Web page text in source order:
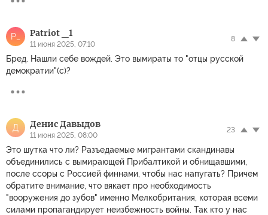
P_ Patriot _1
11 июня 2025, 07:10
8
Бред. Нашли себе вождей. Это вымираты то "отцы русской
демократии"(с)?
Д Денис Давыдов
11 июня 2025, 08:00
23
Это шутка что ли? Разъедаемые мигрантами скандинавы
объединились с вымирающей Прибалтикой и обнищавшими,
после ссоры с Россией финнами, чтобы нас напугать? Причем
обратите внимание, что вякает про необходимость
"вооружения до зубов" именно Мелкобритания, которая всеми
силами пропагандирует неизбежность войны. Так кто у нас